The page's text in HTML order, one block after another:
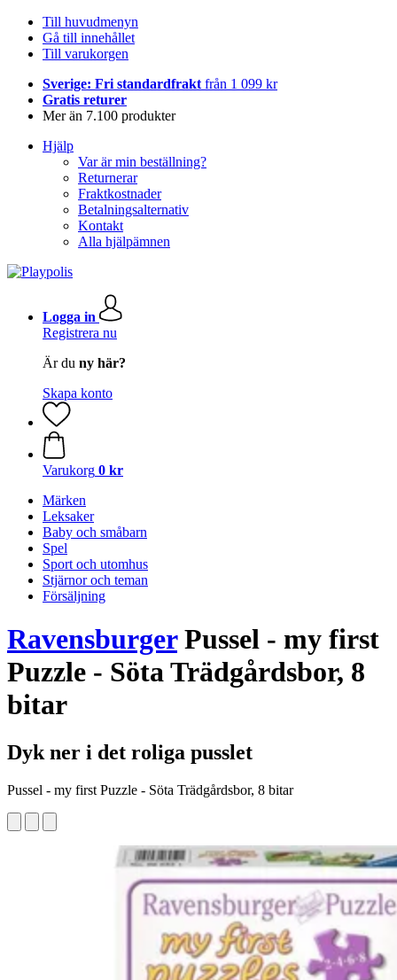
Till huvudmenyn
Gå till innehållet
Till varukorgen
Sverige: Fri standardfrakt från 1 099 kr
Gratis returer
Mer än 7.100 produkter
Hjälp
Var är min beställning?
Returnerar
Fraktkostnader
Betalningsalternativ
Kontakt
Alla hjälpämnen
Logga in
Registrera nu
Är du ny här?
Skapa konto
Varukorg 0 kr
Märken
Leksaker
Baby och småbarn
Spel
Sport och utomhus
Stjärnor och teman
Försäljning
RavensburgerPussel - my first
Puzzle - Söta Trädgårdsbor, 8
bitar
Dyk ner i det roliga pusslet
Pussel - my first Puzzle - Söta Trädgårdsbor, 8 bitar